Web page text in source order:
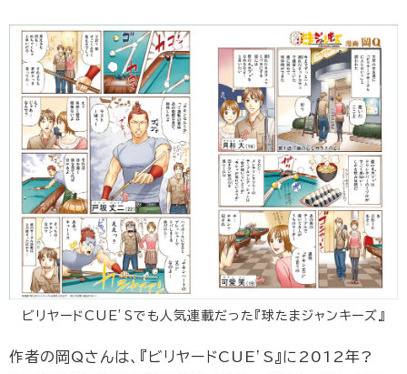
ビリヤードCUE’Sでも人気連載だった『球たまジャンキーズ』
作者の岡Qさんは、『ビリヤードCUE’S』に2012年?